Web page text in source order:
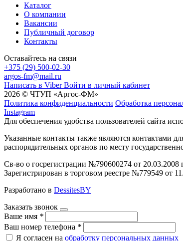
Каталог
О компании
Вакансии
Публичный договор
Контакты
Оставайтесь на связи
+375 (29) 500-02-30
argos-fm@mail.ru
Написать в Viber Войти в личный кабинет
2026 © ЧТУП «Аргос-ФМ»
Политика конфиденциальности Обработка
Instagram
Для обеспечения удобства пользователей сайта
Указанные контакты также являются контактами
распорядительных органов по месту
Св-во о госрегистрации №790600274 от 20.03.2008
Зарегистрирован в торговом реестре №779549 от
Разработано в DessitesBY
Заказать звонок
Ваше имя *
Ваш номер телефона *
Я согласен на обработку персональных данных